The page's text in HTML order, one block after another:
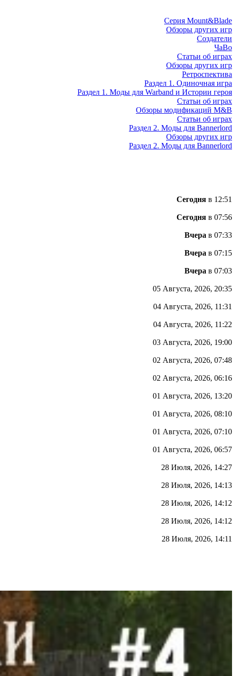
Серия Mount&Blade
Обзоры других игр
Создатели
ЧаВо
Статьи об играх
Обзоры других игр
Ретроспектива
Раздел 1. Одиночная игра
Раздел 1. Моды для Warband и Истории героя
Статьи об играх
Обзоры модификаций M&B
Статьи об играх
Раздел 2. Моды для Bannerlord
Обзоры других игр
Раздел 2. Моды для Bannerlord
Сегодня в 12:51
Сегодня в 07:56
Вчера в 07:33
Вчера в 07:15
Вчера в 07:03
05 Августа, 2026, 20:35
04 Августа, 2026, 11:31
04 Августа, 2026, 11:22
03 Августа, 2026, 19:00
02 Августа, 2026, 07:48
02 Августа, 2026, 06:16
01 Августа, 2026, 13:20
01 Августа, 2026, 08:10
01 Августа, 2026, 07:10
01 Августа, 2026, 06:57
28 Июля, 2026, 14:27
28 Июля, 2026, 14:13
28 Июля, 2026, 14:12
28 Июля, 2026, 14:12
28 Июля, 2026, 14:11